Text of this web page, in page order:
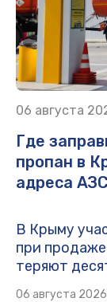
06 августа
Где
пропан в
адреса АЗС
В Крыму
при
теряют
06 августа